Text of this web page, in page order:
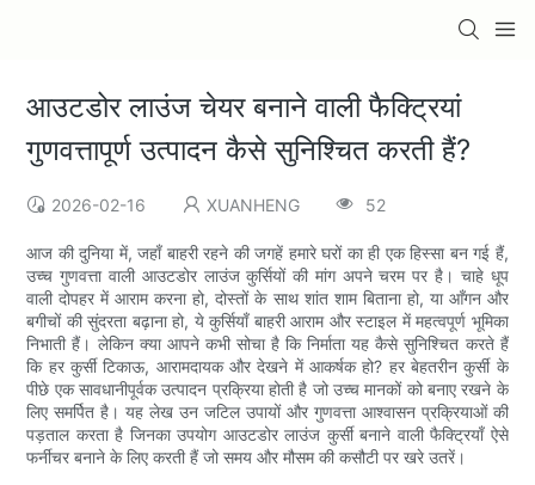
आउटडोर लाउंज चेयर बनाने वाली फैक्ट्रियां
गुणवत्तापूर्ण उत्पादन कैसे सुनिश्चित करती हैं?
2026-02-16 XUANHENG 52
आज की दुनिया में, जहाँ बाहरी रहने की जगहें हमारे घरों का ही एक हिस्सा बन गई हैं,
उच्च गुणवत्ता वाली आउटडोर लाउंज कुर्सियों की मांग अपने चरम पर है। चाहे धूप
वाली दोपहर में आराम करना हो, दोस्तों के साथ शांत शाम बिताना हो, या आँगन और
बगीचों की सुंदरता बढ़ाना हो, ये कुर्सियाँ बाहरी आराम और स्टाइल में महत्वपूर्ण भूमिका
निभाती हैं। लेकिन क्या आपने कभी सोचा है कि निर्माता यह कैसे सुनिश्चित करते हैं
कि हर कुर्सी टिकाऊ, आरामदायक और देखने में आकर्षक हो? हर बेहतरीन कुर्सी के
पीछे एक सावधानीपूर्वक उत्पादन प्रक्रिया होती है जो उच्च मानकों को बनाए रखने के
लिए समर्पित है। यह लेख उन जटिल उपायों और गुणवत्ता आश्वासन प्रक्रियाओं की
पड़ताल करता है जिनका उपयोग आउटडोर लाउंज कुर्सी बनाने वाली फैक्ट्रियाँ ऐसे
फर्नीचर बनाने के लिए करती हैं जो समय और मौसम की कसौटी पर खरे उतरें।